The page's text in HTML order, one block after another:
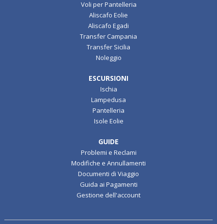
Voli per Pantelleria
Aliscafo Eolie
Aliscafo Egadi
Transfer Campania
Transfer Sicilia
Noleggio
ESCURSIONI
Ischia
Lampedusa
Pantelleria
Isole Eolie
GUIDE
Problemi e Reclami
Modifiche e Annullamenti
Documenti di Viaggio
Guida ai Pagamenti
Gestione dell'account